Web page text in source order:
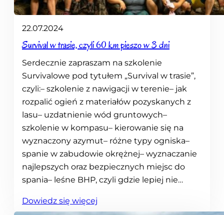
a
m
p
i
n
g
p
l
a
t
z
u
22.07.2024
Survival w trasie, czyli 60 km pieszo w 3 dni
Serdecznie zapraszam na szkolenie
Survivalowe pod tytułem „Survival w trasie”,
czyli:– szkolenie z nawigacji w terenie– jak
rozpalić ogień z materiałów pozyskanych z
lasu– uzdatnienie wód gruntowych–
szkolenie w kompasu– kierowanie się na
wyznaczony azymut– różne typy ogniska–
spanie w zabudowie okrężnej– wyznaczanie
najlepszych oraz bezpiecznych miejsc do
spania– leśne BHP, czyli gdzie lepiej nie…
Dowiedz się więcej